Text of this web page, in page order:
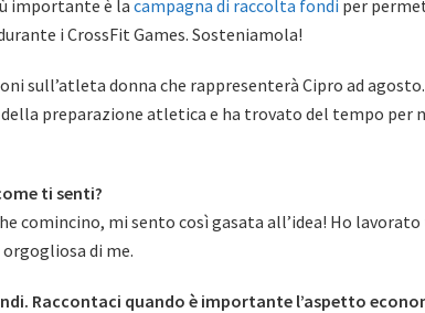
importante è la campagna di raccolta fondi per
i CrossFit Games. Sosteniamola!
sull’atleta donna che rappresenterà Cipro ad
preparazione atletica e ha trovato del tempo per
ti senti?
comincino, mi sento così gasata all’idea! Ho
di me.
Raccontaci quando è importante l’aspetto